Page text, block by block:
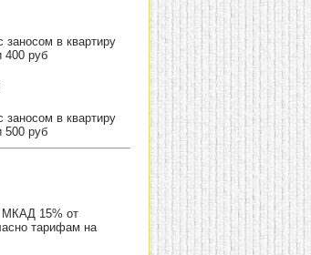
в квартиру
400 руб
в квартиру
500 руб
МКАД 15% от
тарифам на